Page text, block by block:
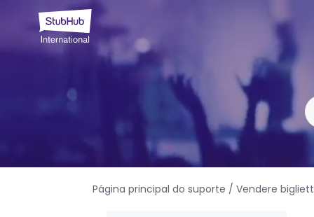
Página principal do suporte / Vendere